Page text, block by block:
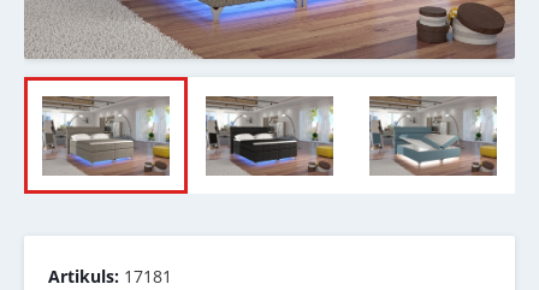
Artikuls: 17181